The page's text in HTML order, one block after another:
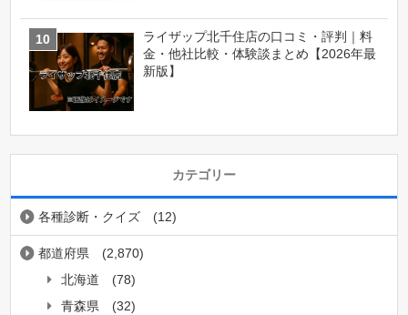
ライザップ北千住店の口コミ・評判｜料
金・他社比較・体験談まとめ【2026年最
新版】
カテゴリー
各種診断・クイズ (12)
都道府県
(2,870)
北海道
(78)
青森県
(32)